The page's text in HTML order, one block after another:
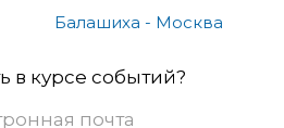
Балашиха - Москва
в курсе событий?